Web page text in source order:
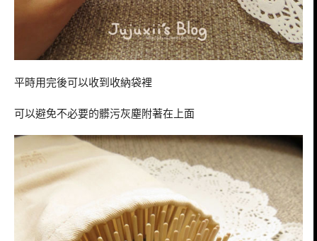
平時用完後可以收到收納袋裡
可以避免不必要的髒污灰塵附著在上面